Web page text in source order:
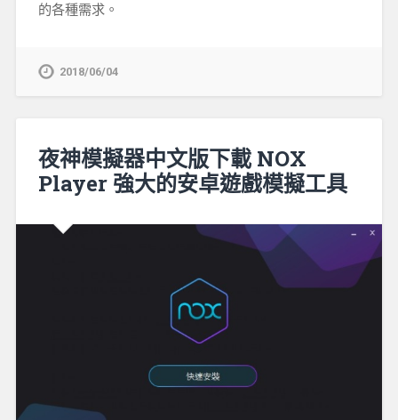
的各種需求。
2018/06/04
夜神模擬器中文版下載 NOX
Player 強大的安卓遊戲模擬工具